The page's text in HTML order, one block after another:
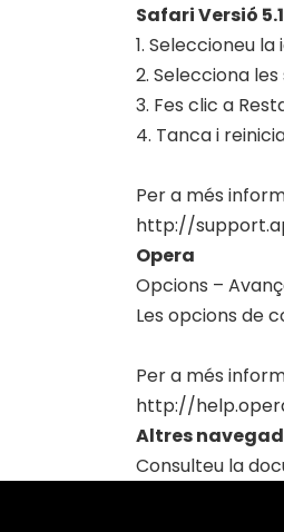
Safari Versió 5.1
1. Seleccioneu
2. Selecciona
3. Fes clic a
4. Tanca i
Per a més
http://
Opera
Opcions –
Les opcions de
Per a més
http://
Altres
Consulteu la